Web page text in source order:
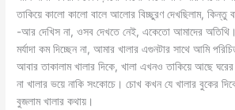
তাকিয়ে কালো কালো বালে আলোর বিচ্ছুরণ দেখছিলাম, কিন্তু
-আর দেখিস না, ওসব দেখতে নেই, একেতো আমাদের
মর্যাদা কম দিচ্ছেন না, আমার খালার এগুনটার সাথে আমি
আবার তাকালাম খালার দিকে, খালা এখনও তাকিয়ে আছে
না খালার ভয়ে নাকি সংকোচে। চোখ কখন যে খালার বুকের
বুজলাম খালার কথায়।